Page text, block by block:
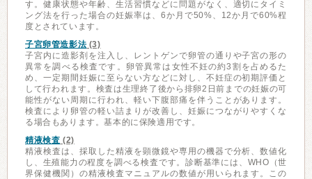
す。健康状態や年齢、生活習慣などに問題がなく、適切にタイミ
ング法を行った場合の妊娠率は、6か月で50%、12か月で60%程
度とされています。
子宮卵管造影法 (3)
子宮内に造影剤を注入し、レントゲンで卵管の通りや子宮の形の
異常を調べる検査です。卵管異常は女性不妊の約3割を占めるた
め、一定期間妊娠に至らない方などに対し、不妊症の初期評価と
して行われます。検査は生理終了後から排卵2日前までの妊娠の可
能性がない周期に行われ、軽い下腹部痛を伴うことがあります。
検査により卵管の軽い詰まりが改善し、妊娠につながりやすくな
る場合もあります。基本的に保険適用です。
精液検査 (2)
精液検査は、採取した精液を顕微鏡や専用の機器で分析、数値化
し、生殖能力の程度を調べる検査です。診断基準には、WHO（世
界保健機関）の精液検査マニュアルの数値が用いられます。この